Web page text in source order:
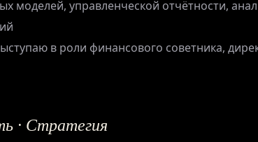
моделей, управленческой отчётности,
в роли финансового советника,
· Стратегия